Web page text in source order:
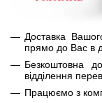
Доставка
прямо до Вас в
Безкоштовна
відділення
Працюємо з